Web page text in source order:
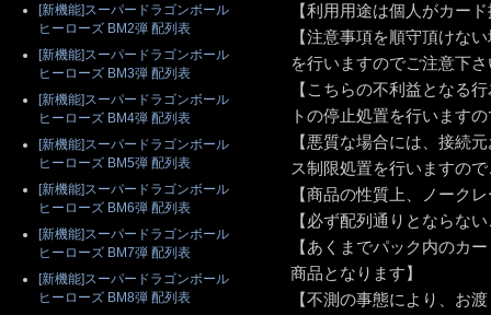
【利用用途は個人がカー
【注意事項を順守頂けな
を行いますのでご注意下
【こちらの不利益となる
トの停止処置を行います
【悪質な場合には、接続
ス制限処置を行いますの
【商品の性質上、ノーク
【必ず配列通りとならな
【あくまでパック内のカ
商品となります】
【不測の事態により、お
[新機能]スーパードラゴンボール
ヒーローズ BM2弾 配列表
[新機能]スーパードラゴンボール
ヒーローズ BM3弾 配列表
[新機能]スーパードラゴンボール
ヒーローズ BM4弾 配列表
[新機能]スーパードラゴンボール
ヒーローズ BM5弾 配列表
[新機能]スーパードラゴンボール
ヒーローズ BM6弾 配列表
[新機能]スーパードラゴンボール
ヒーローズ BM7弾 配列表
[新機能]スーパードラゴンボール
ヒーローズ BM8弾 配列表